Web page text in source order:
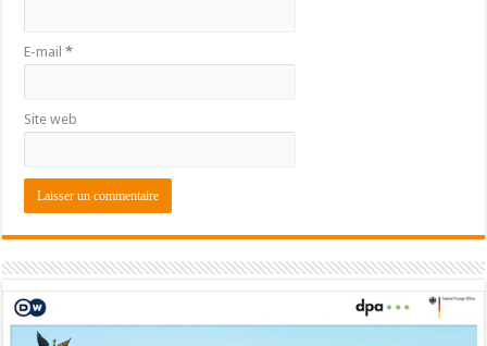
E-mail*
Site web